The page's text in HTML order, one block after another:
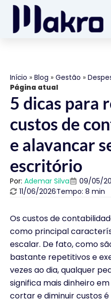
Início » Blog » Gestão »
Página atual
5 dicas para
custos de
e alavancar
escritório
Por: Ademar Silva
09/05/
11/06/2026Tempo: 8 min
Os custos de
como principal
escalar. De fato, como
bastante repetitivos e
vezes ao dia, qualquer
significa mais dinheiro em
cortar e diminuir custos